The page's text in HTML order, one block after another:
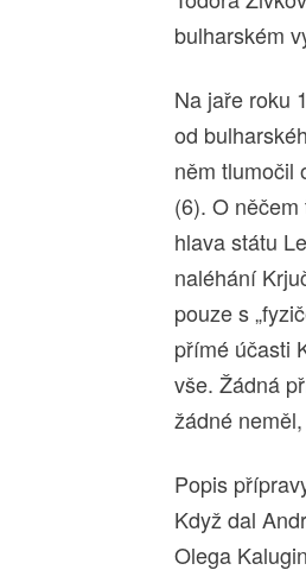
bulharském
Na jaře roku
od
něm tlumočil
(6). O
hlava státu
naléhání
pouze s
přímé účasti
vše. Žádná
žádné
Popis
Když dal
Olega